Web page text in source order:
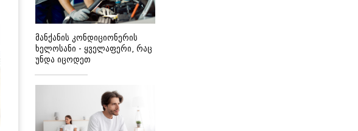
მანქანის კონდიციონერის
ხელოსანი - ყველაფერი, რაც
უნდა იცოდეთ